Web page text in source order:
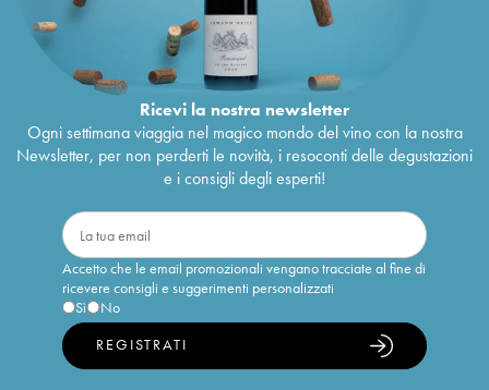
Ricevi la nostra newsletter
Ogni settimana viaggia nel magico mondo del vino con la nostra
Newsletter, per non perderti le novità, i resoconti delle degustazioni
e i consigli degli esperti!
Accetto che le email promozionali vengano tracciate al fine di
ricevere consigli e suggerimenti personalizzati
Sì
No
REGISTRATI